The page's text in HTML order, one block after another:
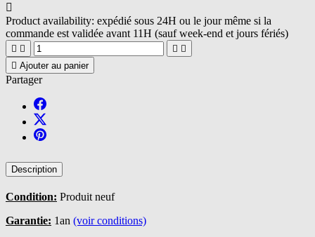

Product availability: expédié sous 24H ou le jour même si la
commande est validée avant 11H (sauf week-end et jours fériés)
   
 Ajouter au panier
Partager
Description
Condition: Produit neuf
Garantie: 1an (voir conditions)